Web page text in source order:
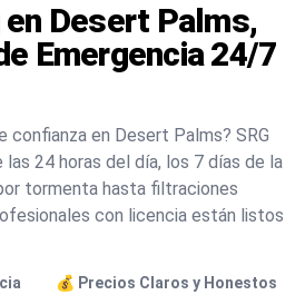
en Desert Palms,
Emergencia 24/7
confianza en Desert Palms? SRG
24 horas del día, los 7 días de la
tormenta hasta filtraciones
con licencia están listos
💰 Precios Claros y Honestos